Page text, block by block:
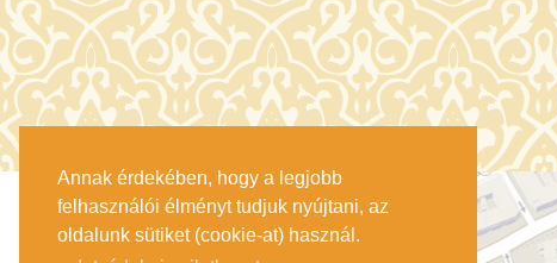
Annak érdekében, hogy a legjobb
felhasználói élményt tudjuk nyújtani, az
oldalunk sütiket (cookie-at) használ.